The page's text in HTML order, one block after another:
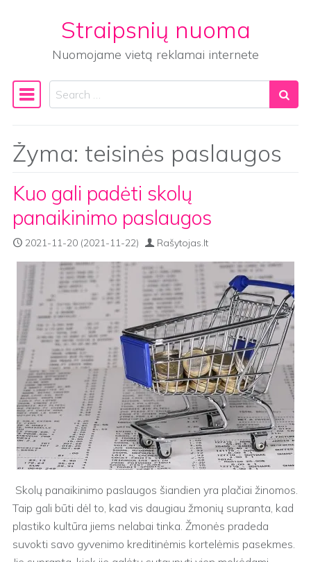
Straipsnių nuoma
Nuomojame vietą reklamai internete
Main Navigation
Search
Žyma: teisinės paslaugos
Kuo gali padėti skolų
panaikinimo paslaugos
2021-11-20 (2021-11-22) Rašytojas.lt
Skolų panaikinimo paslaugos šiandien yra plačiai žinomos.
Taip gali būti dėl to, kad vis daugiau žmonių supranta, kad
plastiko kultūra jiems nelabai tinka. Žmonės pradeda
suvokti savo gyvenimo kreditinėmis kortelėmis pasekmes.